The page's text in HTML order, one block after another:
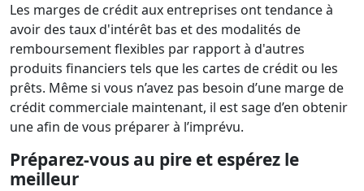
Les marges de crédit aux entreprises ont tendance à
avoir des taux d'intérêt bas et des modalités de
remboursement flexibles par rapport à d'autres
produits financiers tels que les cartes de crédit ou les
prêts. Même si vous n’avez pas besoin d’une marge de
crédit commerciale maintenant, il est sage d’en obtenir
une afin de vous préparer à l’imprévu.
Préparez-vous au pire et espérez le
meilleur